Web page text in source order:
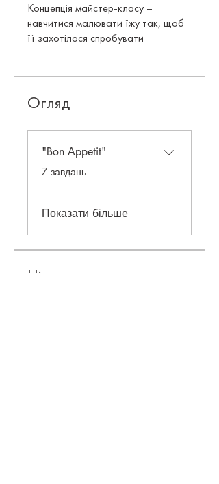
Концепція майстер-класу –
навчитися малювати їжу так, щоб
її захотілося спробувати
Огляд
"Bon Аppetit"
.
7 завдань
Показати більше
Ціна